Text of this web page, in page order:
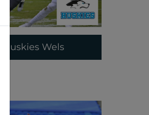
Huskies Wels